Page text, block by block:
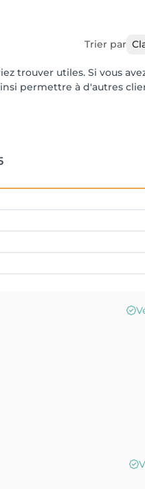
Trier par
trouver utiles. Si vous
permettre à d'autres